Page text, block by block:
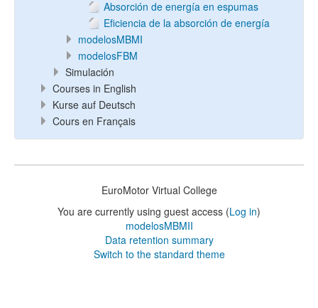
Absorción de energía en espumas
Eficiencia de la absorción de energía
modelosMBMI
modelosFBM
Simulación
Courses in English
Kurse auf Deutsch
Cours en Français
EuroMotor Virtual College
You are currently using guest access (Log in)
modelosMBMII
Data retention summary
Switch to the standard theme